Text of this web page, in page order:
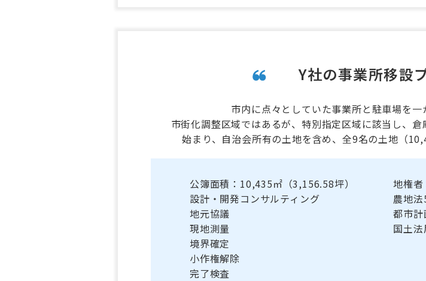
Y社の事業所移設
市内に点々としていた事業所と駐車場を一
市街化調整区域ではあるが、特別指定区域に該当し、
始まり、自治会所有の土地を含め、全9名の土地（
公簿面積：10,435㎡（3,156.58坪）
設計・開発コンサルティング
地元協議
現地測量
境界確定
小作権解除
完了検査
地権者
農地
都市
国土法